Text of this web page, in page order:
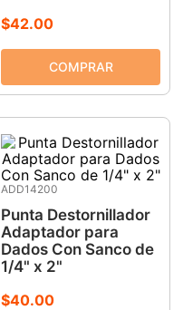
$42.00
ADD14200
Punta Destornillador
Adaptador para
Dados Con Sanco de
1/4" x 2"
$40.00